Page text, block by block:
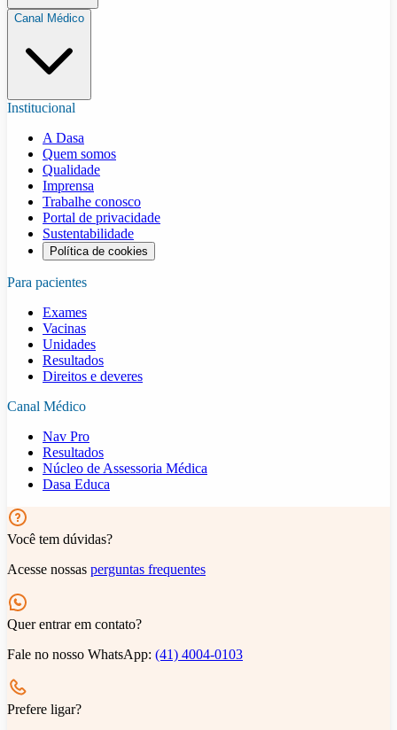
Canal Médico
Institucional
A Dasa
Quem somos
Qualidade
Imprensa
Trabalhe conosco
Portal de privacidade
Sustentabilidade
Política de cookies
Para pacientes
Exames
Vacinas
Unidades
Resultados
Direitos e deveres
Canal Médico
Nav Pro
Resultados
Núcleo de Assessoria Médica
Dasa Educa
Você tem dúvidas?
Acesse nossas perguntas frequentes
Quer entrar em contato?
Fale no nosso WhatsApp: (41) 4004-0103
Prefere ligar?